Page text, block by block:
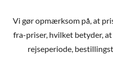
Vi gør opmærksom på, at
fra-priser, hvilket betyder,
rejseperiode,